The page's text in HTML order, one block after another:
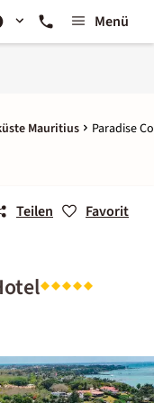
Menü
Mauritius Paradise
Teilen Favorit